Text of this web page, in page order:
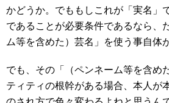
かどうか。でももしこれが「実名」
であることが必要条件であるなら、
ム等を含めた）芸名」を使う事自体
でも、その「（ペンネーム等を含め
ティティの根幹がある場合、本人が